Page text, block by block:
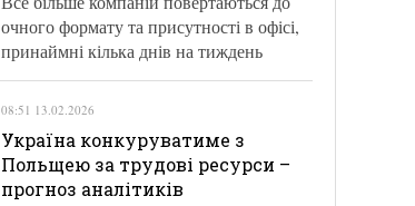
очного формату та присутності в офісі,
принаймні кілька днів на тиждень
08:51 13.02.2026
Україна конкуруватиме з
Польщею за трудові ресурси –
прогноз аналітиків